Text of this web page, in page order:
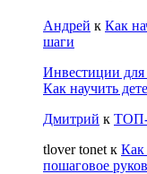
Андрей к Как
шаги
Инвестиции для
Как научить
Дмитрий к ТОП-
tlover tonet к Как
пошаговое